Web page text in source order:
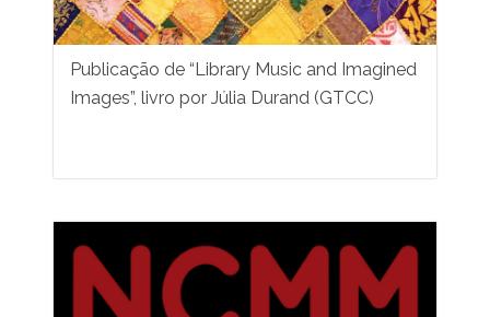
Publicação de “Library Music and Imagined
Images”, livro por Júlia Durand (GTCC)